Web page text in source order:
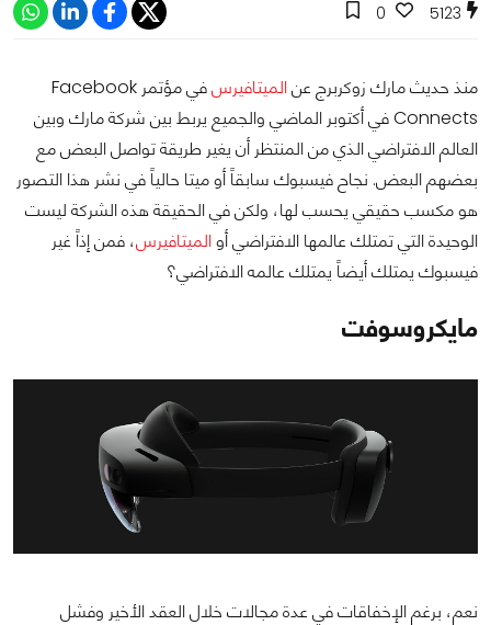
5123
0
منذ حديث مارك زوكربرج عنالميتافيرس
في مؤتمر Facebook
Connects في أكتوبر الماضي والجميع يربط بين شركة مارك وبين
العالم الافتراضي الذي من المنتظر أن يغير طريقة تواصل البعض مع
بعضهم البعض. نجاح فيسبوك سابقاً أو ميتا حالياً في نشر هذا التصور
هو مكسب حقيقي يحسب لها، ولكن في الحقيقة هذه الشركة ليست
الوحيدة التي تمتلك عالمها الافتراضي أوالميتافيرس، فمن إذاً غير
فيسبوك يمتلك أيضاً يمتلك عالمه الافتراضي؟
مايكروسوفت
نعم، برغم الإخفاقات في عدة مجالات خلال العقد الأخير وفشل